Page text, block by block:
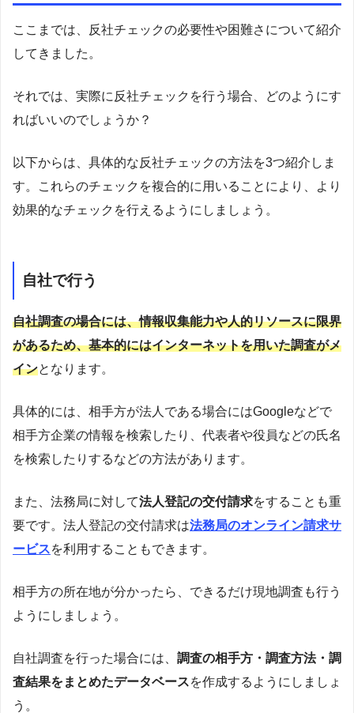
ここまでは、反社チェックの必要性や困難さについて紹介
してきました。
それでは、実際に反社チェックを行う場合、どのようにす
ればいいのでしょうか？
以下からは、具体的な反社チェックの方法を3つ紹介しま
す。これらのチェックを複合的に用いることにより、より
効果的なチェックを行えるようにしましょう。
自社で行う
自社調査の場合には、情報収集能力や人的リソースに限界
があるため、基本的にはインターネットを用いた調査がメ
インとなります。
具体的には、相手方が法人である場合にはGoogleなどで
相手方企業の情報を検索したり、代表者や役員などの氏名
を検索したりするなどの方法があります。
また、法務局に対して法人登記の交付請求をすることも重
要です。法人登記の交付請求は法務局のオンライン請求サ
ービスを利用することもできます。
相手方の所在地が分かったら、できるだけ現地調査も行う
ようにしましょう。
自社調査を行った場合には、 調査の相手方・調査方法・調
査結果をまとめたデータベースを作成するようにしましょ
う。